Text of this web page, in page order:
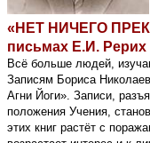
«НЕТ НИЧЕГО
письмах Е.И.
Всё больше людей,
Записям Бориса
Агни Йоги». Записи,
положения Учения,
этих книг растёт с